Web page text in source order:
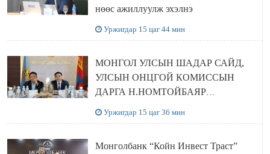
нөөс ажиллуулж эхэлнэ
Уржигдар 15 цаг 44 мин
МОНГОЛ УЛСЫН ШАДАР САЙД,
УЛСЫН ОНЦГОЙ КОМИССЫН
ДАРГА Н.НОМТОЙБАЯР
Уржигдар 15 цаг 36 мин
Монголбанк “Койн Инвест Траст”